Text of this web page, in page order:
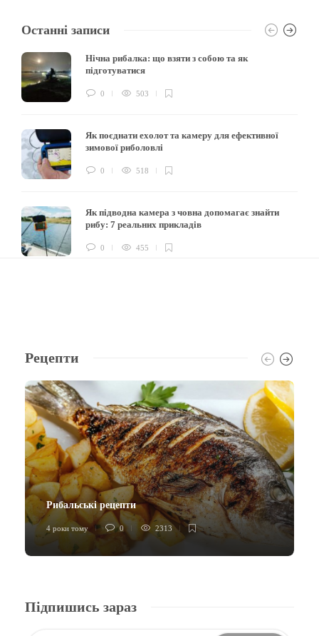
Останні записи
Нічна рибалка: що взяти з собою та як
підготуватися
0 503
Як поєднати ехолот та камеру для ефективної
зимової риболовлі
0 518
Як підводна камера з човна допомагає знайти
рибу: 7 реальних прикладів
0 455
Рецепти
Рибальські рецепти
4 роки тому 0 2313
Підпишись зараз